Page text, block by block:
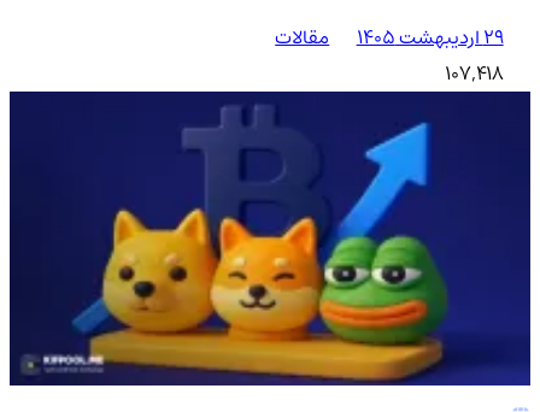
۲۹ اردیبهشت ۱۴۰۵
مقالات
107,418